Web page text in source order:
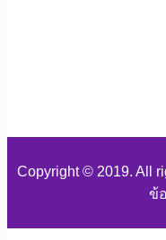
Copyright © 2019. All
ข้